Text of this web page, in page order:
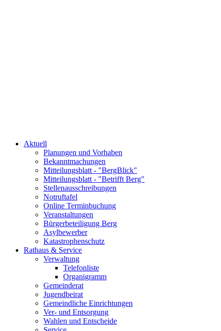
Aktuell
Planungen und Vorhaben
Bekanntmachungen
Mitteilungsblatt - "BergBlick"
Mitteilungsblatt - "Betrifft Berg"
Stellenausschreibungen
Notruftafel
Online Terminbuchung
Veranstaltungen
Bürgerbeteiligung Berg
Asylbewerber
Katastrophenschutz
Rathaus & Service
Verwaltung
Telefonliste
Organigramm
Gemeinderat
Jugendbeirat
Gemeindliche Einrichtungen
Ver- und Entsorgung
Wahlen und Entscheide